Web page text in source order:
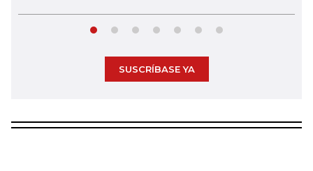
SUSCRÍBASE YA